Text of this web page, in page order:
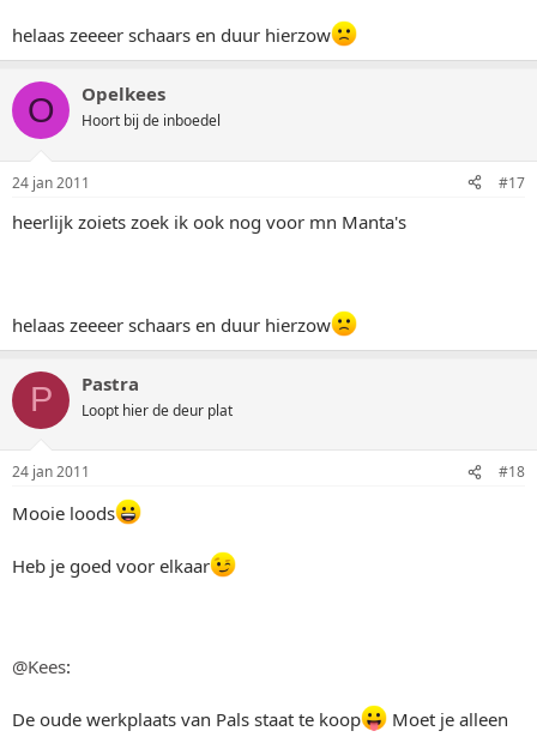
helaas zeeeer schaars en duur hierzow
O Opelkees
Hoort bij de inboedel
24 jan 2011 #17
heerlijk zoiets zoek ik ook nog voor mn Manta's
helaas zeeeer schaars en duur hierzow
P Pastra
Loopt hier de deur plat
24 jan 2011 #18
Mooie loods
Heb je goed voor elkaar
@Kees:
De oude werkplaats van Pals staat te koop
Moet je alleen